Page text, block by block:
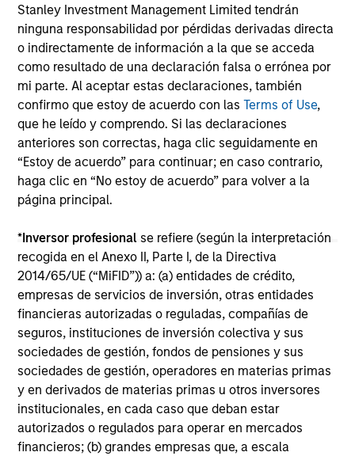
Stanley Investment Management Limited tendrán
ninguna responsabilidad por pérdidas derivadas directa
o indirectamente de información a la que se acceda
como resultado de una declaración falsa o errónea por
mi parte. Al aceptar estas declaraciones, también
confirmo que estoy de acuerdo con lasTerms of Use,
que he leído y comprendo. Si las declaraciones
anteriores son correctas, haga clic seguidamente en
“Estoy de acuerdo” para continuar; en caso contrario,
haga clic en “No estoy de acuerdo” para volver a la
página principal.
*Inversor profesional se refiere (según la interpretación
recogida en el Anexo II, Parte I, de la Directiva
2014/65/UE (“MiFID”)) a: (a) entidades de crédito,
empresas de servicios de inversión, otras entidades
financieras autorizadas o reguladas, compañías de
seguros, instituciones de inversión colectiva y sus
sociedades de gestión, fondos de pensiones y sus
sociedades de gestión, operadores en materias primas
y en derivados de materias primas u otros inversores
institucionales, en cada caso que deban estar
autorizados o regulados para operar en mercados
financieros; (b) grandes empresas que, a escala
16-JUL-2026
May not represent all Team Members.
The information on this page is for informational
purposes only. The information contained herein does
not constitute and should not be construed as an
offering of advisory services or an offer to sell or a
solicitation of an offer to buy any securities in any
jurisdiction in which such offer or solicitation,
purchase or sale would be unlawful under the
securities, insurance or other laws of such jurisdiction.
All investing involves risks, including a loss of principal.
Please refer to the strategy detail page for important
information on the strategy, including additional risk
considerations.